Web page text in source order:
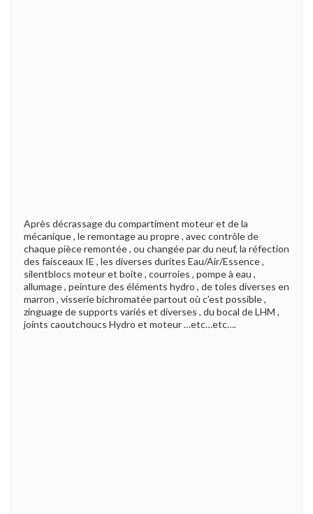
Après décrassage du compartiment moteur et de la
mécanique , le remontage au propre , avec contrôle de
chaque pièce remontée , ou changée par du neuf, la réfection
des faisceaux IE , les diverses durites Eau/Air/Essence ,
silentblocs moteur et boite , courroies , pompe à eau ,
allumage , peinture des éléments hydro , de toles diverses en
marron , visserie bichromatée partout où c’est possible ,
zinguage de supports variés et diverses , du bocal de LHM ,
joints caoutchoucs Hydro et moteur …etc…etc….